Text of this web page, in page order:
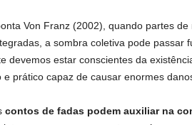
Von Franz (2002), quando partes
a sombra coletiva pode passar
devemos estar conscientes da
e prático capaz de causar enormes
contos de fadas podem auxiliar na